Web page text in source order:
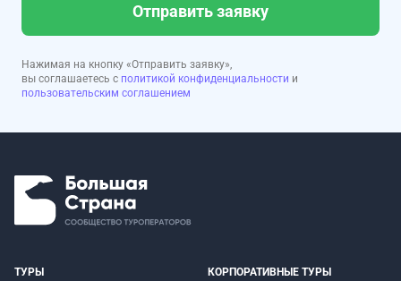
Отправить заявку
Нажимая на кнопку «Отправить заявку»,
вы соглашаетесь с политикой конфиденциальности и
пользовательским соглашением
ТУРЫ КОРПОРАТИВНЫЕ ТУРЫ